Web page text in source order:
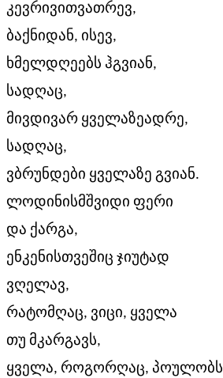
კევრივითვათრევ,
ბაქნიდან, ისევ,
ხმელდღეებს ჰგვიან,
სადღაც,
მივდივარ ყველაზეადრე,
სადღაც,
ვბრუნდები ყველაზე გვიან.
ლოდინისმშვიდი ფერი
და ქარგა,
ენკენისთვეშიც ჯიუტად
ვღელავ,
რატომღაც, ვიცი, ყველა
თუ მკარგავს,
ყველა, როგორღაც, პოულობს